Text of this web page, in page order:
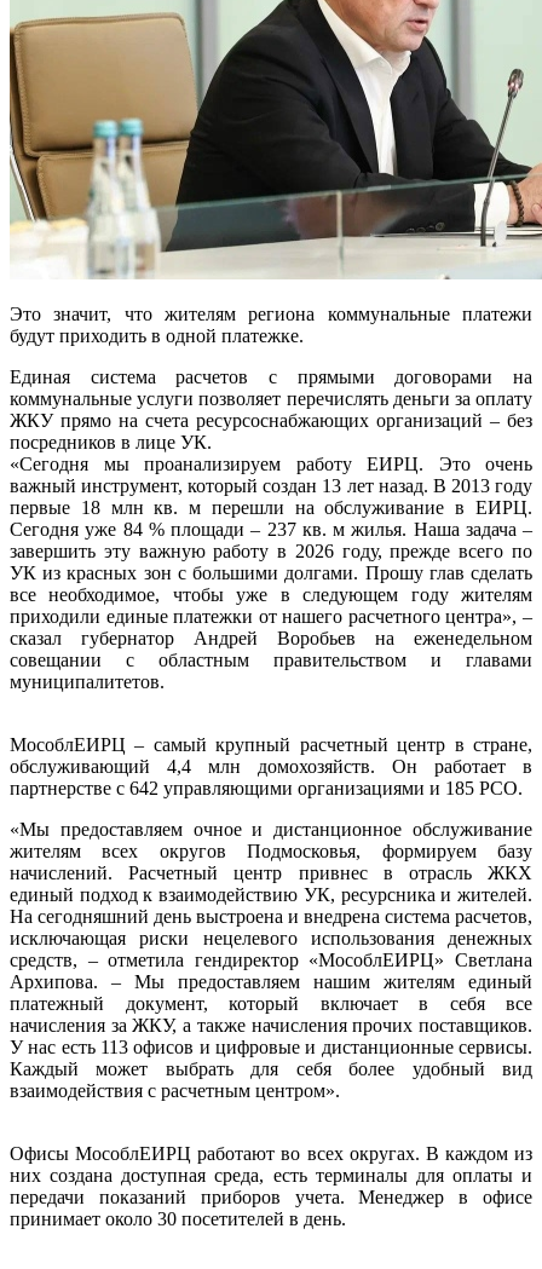
Это значит, что жителям региона коммунальные платежи
будут приходить в одной платежке.
Единая система расчетов с прямыми договорами на
коммунальные услуги позволяет перечислять деньги за оплату
ЖКУ прямо на счета ресурсоснабжающих организаций – без
посредников в лице УК.
«Сегодня мы проанализируем работу ЕИРЦ. Это очень
важный инструмент, который создан 13 лет назад. В 2013 году
первые 18 млн кв. м перешли на обслуживание в ЕИРЦ.
Сегодня уже 84 % площади – 237 кв. м жилья. Наша задача –
завершить эту важную работу в 2026 году, прежде всего по
УК из красных зон с большими долгами. Прошу глав сделать
все необходимое, чтобы уже в следующем году жителям
приходили единые платежки от нашего расчетного центра», –
сказал губернатор Андрей Воробьев на еженедельном
совещании с областным правительством и главами
муниципалитетов.
МособлЕИРЦ – самый крупный расчетный центр в стране,
обслуживающий 4,4 млн домохозяйств. Он работает в
партнерстве с 642 управляющими организациями и 185 РСО.
«Мы предоставляем очное и дистанционное обслуживание
жителям всех округов Подмосковья, формируем базу
начислений. Расчетный центр привнес в отрасль ЖКХ
единый подход к взаимодействию УК, ресурсника и жителей.
На сегодняшний день выстроена и внедрена система расчетов,
исключающая риски нецелевого использования денежных
средств, – отметила гендиректор «МособлЕИРЦ» Светлана
Архипова. – Мы предоставляем нашим жителям единый
платежный документ, который включает в себя все
начисления за ЖКУ, а также начисления прочих поставщиков.
У нас есть 113 офисов и цифровые и дистанционные сервисы.
Каждый может выбрать для себя более удобный вид
взаимодействия с расчетным центром».
Офисы МособлЕИРЦ работают во всех округах. В каждом из
них создана доступная среда, есть терминалы для оплаты и
передачи показаний приборов учета. Менеджер в офисе
принимает около 30 посетителей в день.